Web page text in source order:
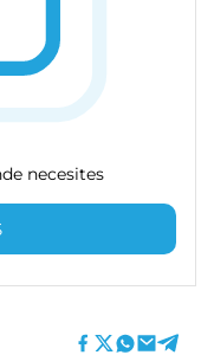
necesites